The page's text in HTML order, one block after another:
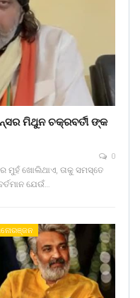
ମିଥୁନ ଚକ୍ରବର୍ତୀ ଙ୍କ
0
ମୁହଁ ଖୋଲିଥାଏ, ତାକୁ ସମସ୍ତେ
ଯେଉଁ…